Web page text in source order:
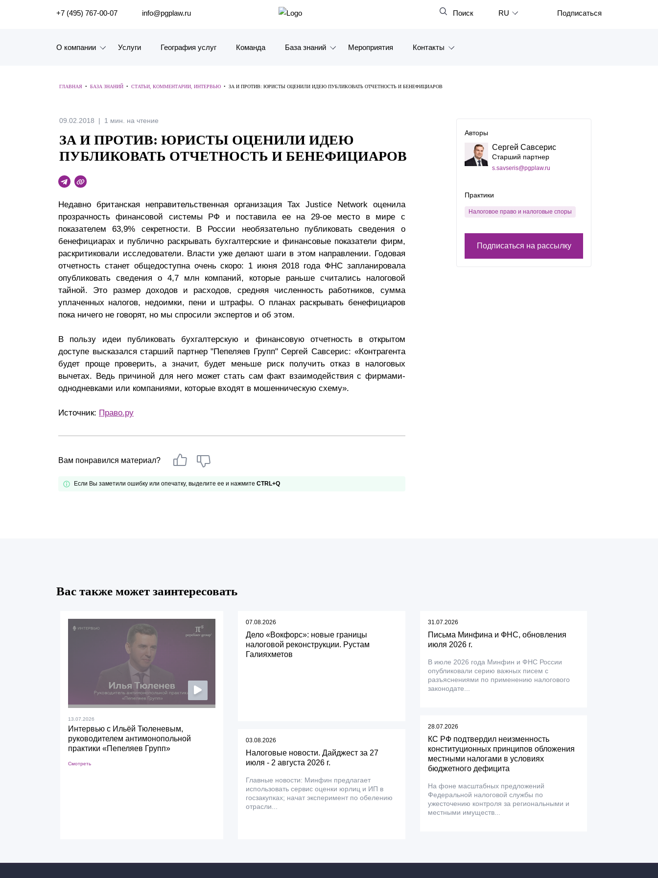
ПОИСК ПО САЙТУ Закрыть
+7 (495) 767-00-07 info@pgplaw.ru Поиск RU
Français
日本語
Подписаться
О компании
Наш опыт
Рейтинги, Награды, Цифры
Карьера
История компании
Почему «Пепеляев Групп»?
Обращение Управляющего
Партнера
Социальная
ответственность
Услуги География услуг Команда База знаний
Видео
Антикризисный инфопортал
Презентации экспертов
Брошюры
Мероприятия Контакты
ГЛАВНАЯ • БАЗА ЗНАНИЙ • СТАТЬИ, КОММЕНТАРИИ, ИНТЕРВЬЮ • ЗА И ПРОТИВ: ЮРИСТЫ ОЦЕНИЛИ ИДЕЮ ПУБЛИКОВАТЬ ОТЧЕТНОСТЬ И БЕНЕФИЦИАРОВ
09.02.2018 1 мин. на чтение
ЗА И ПРОТИВ: ЮРИСТЫ ОЦЕНИЛИ ИДЕЮ
ПУБЛИКОВАТЬ ОТЧЕТНОСТЬ И БЕНЕФИЦИАРОВ
Недавно британская неправительственная организация Tax Justice Network оценила
прозрачность финансовой системы РФ и поставила ее на 29-ое место в мире с
показателем 63,9% секретности. В России необязательно публиковать сведения о
бенефициарах и публично раскрывать бухгалтерские и финансовые показатели фирм,
раскритиковали исследователи. Власти уже делают шаги в этом направлении. Годовая
отчетность станет общедоступна очень скоро: 1 июня 2018 года ФНС запланировала
опубликовать сведения о 4,7 млн компаний, которые раньше считались налоговой
тайной. Это размер доходов и расходов, средняя численность работников, сумма
уплаченных налогов, недоимки, пени и штрафы. О планах раскрывать бенефициаров
пока ничего не говорят, но мы спросили экспертов и об этом.
В пользу идеи публиковать бухгалтерскую и финансовую отчетность в открытом
доступе высказался старший партнер "Пепеляев Групп" Сергей Савсерис: «Контрагента
будет проще проверить, а значит, будет меньше риск получить отказ в налоговых
вычетах. Ведь причиной для него может стать сам факт взаимодействия с фирмами-
однодневками или компаниями, которые входят в мошенническую схему».
Источник: Право.ру
Вам понравился материал?
Если Вы заметили ошибку или опечатку, выделите ее и нажмите CTRL+Q
Авторы
Сергей Савсерис
Старший партнер
s.savseris@pgplaw.ru
Практики
Налоговое право и налоговые споры
Подписаться на рассылку
Вас также может заинтересовать
13.07.2026
Интервью с Ильёй Тюленевым,
руководителем антимонопольной
практики «Пепеляев Групп»
Смотреть
07.08.2026
Дело «Вокфорс»: новые границы
налоговой реконструкции. Рустам
Галияхметов
03.08.2026
Налоговые новости. Дайджест за 27
июля - 2 августа 2026 г.
Главные новости: Минфин предлагает
использовать сервис оценки юрлиц и ИП в
госзакупках; начат эксперимент по обелению
отрасли...
31.07.2026
Письма Минфина и ФНС, обновления
июля 2026 г.
В июле 2026 года Минфин и ФНС России
опубликовали серию важных писем с
разъяснениями по применению налогового
законодате...
28.07.2026
КС РФ подтвердил неизменность
конституционных принципов обложения
местными налогами в условиях
бюджетного дефицита
На фоне масштабных предложений
Федеральной налоговой службы по
ужесточению контроля за региональными и
местными имуществ...